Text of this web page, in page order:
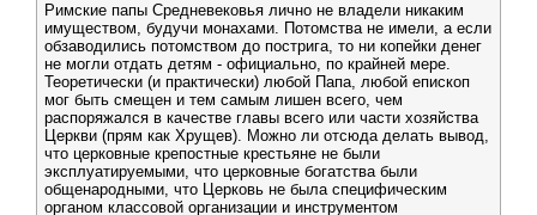
Римские папы Средневековья лично не владели никаким
имуществом, будучи монахами. Потомства не имели, а если
обзаводились потомством до пострига, то ни копейки денег
не могли отдать детям - официально, по крайней мере.
Теоретически (и практически) любой Папа, любой епископ
мог быть смещен и тем самым лишен всего, чем
распоряжался в качестве главы всего или части хозяйства
Церкви (прям как Хрущев). Можно ли отсюда делать вывод,
что церковные крепостные крестьяне не были
эксплуатируемыми, что церковные богатства были
общенародными, что Церковь не была специфическим
органом классовой организации и инструментом